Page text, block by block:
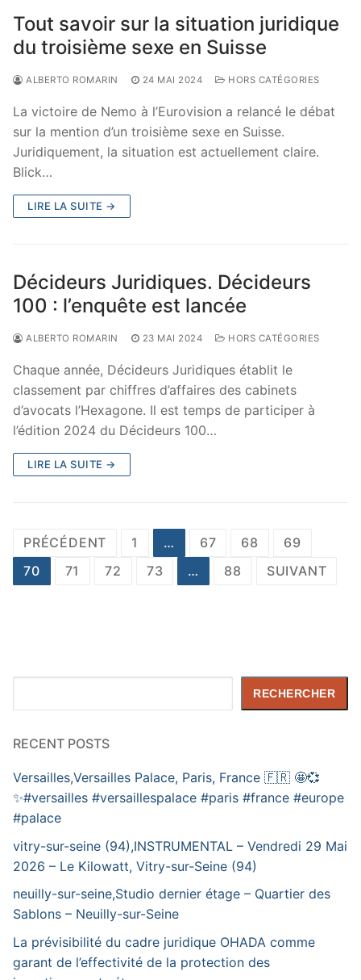
Tout savoir sur la situation juridique
du troisième sexe en Suisse
ALBERTO ROMARIN 24 MAI 2024 HORS CATÉGORIES
La victoire de Nemo à l’Eurovision a relancé le débat
sur la mention d’un troisième sexe en Suisse.
Juridiquement, la situation est actuellement claire.
Blick…
LIRE LA SUITE →
Décideurs Juridiques. Décideurs
100 : l’enquête est lancée
ALBERTO ROMARIN 23 MAI 2024 HORS CATÉGORIES
Chaque année, Décideurs Juridiques établit le
classement par chiffres d’affaires des cabinets
d’avocats l’Hexagone. Il est temps de participer à
l’édition 2024 du Décideurs 100…
LIRE LA SUITE →
Pagination
des
publications
PRÉCÉDENT 1 … 67 68
69
70
71 72 73 … 88 SUIVANT
RECHERCHER
RECENT POSTS
Versailles,Versailles Palace, Paris, France 🇫🇷 🤩💞
✨️#versailles #versaillespalace #paris #france #europe
#palace
vitry-sur-seine (94),INSTRUMENTAL – Vendredi 29 Mai
2026 – Le Kilowatt, Vitry-sur-Seine (94)
neuilly-sur-seine,Studio dernier étage – Quartier des
Sablons – Neuilly-sur-Seine
La prévisibilité du cadre juridique OHADA comme
garant de l’effectivité de la protection des